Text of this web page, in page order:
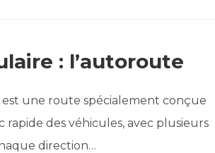
: l’autoroute
une route spécialement conçue
rapide des véhicules, avec plusieurs
direction…